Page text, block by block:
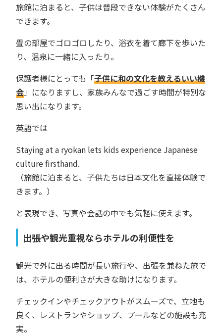
旅館に泊まると、子供は普段できない体験がたくさん
できます。
畳の部屋でゴロゴロしたり、浴衣を着て廊下を歩いた
り、温泉に一緒に入ったり。
保護者様にとっても「子供に和の文化を教えるいい機
会」になりますし、家族みんなで過ごす時間が特別な
思い出になります。
英語では
Staying at a ryokan lets kids experience Japanese
culture firsthand.
（旅館に泊まると、子供たちは日本文化を直接体験で
きます。）
と表現でき、写真や会話の中でも気軽に使えます。
出張や観光重視ならホテルの利便性を
観光で外に出る時間が長い旅行や、出張を兼ねた旅で
は、ホテルの便利さが大きな助けになります。
チェックインやチェックアウトがスムーズで、立地も
良く、レストランやショップ、プールなどの施設も充
実。